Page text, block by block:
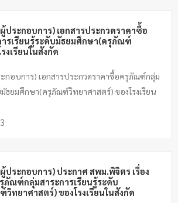
ประกอบการ) เอกสารประกวดราคาซื้อ
รเรียนรู้ระดับมัธยมศึกษา(ครุภัณฑ์
งเรียนในสังกัด
กอบการ) เอกสารประกวดราคาซื้อครุภัณฑ์กลุ่ม
ธยมศึกษา(ครุภัณฑ์วิทยาศาสตร์) ของโรงเรียน
ประกอบการ) ประกาศ สพม.พิจิตร เรื่อง
ภัณฑ์กลุ่มสาระการเรียนรู้ระดับ
ทยาศาสตร์) ของโรงเรียนในสังกัด